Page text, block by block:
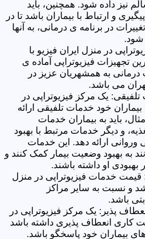
نیز داده شود. همچنین، باید
و ارتباط با بیماران باشد تا در
در برنامه ی درمانی، به آنها
در منزل ایران فیزیو با
تجهیزات فیزیوتراپی آماده ی
درمانی به همشهریان عزیز در
می باشد.
یک مرکز فیزیوتراپی در
بیماران خود خدمات تلفیقی ارائه
باید به بیماران خدمات
و دیگر خدمات مرتبط با بهبود
ارائه دهد. این خدمات
به بهبود وضعیت بیمار کمک کنند و
بهبودی او داشته باشند.
خدمات فیزیوتراپی در منزل
و نسبت به سایر مراکز
باشد.
پذیر: یک مرکز فیزیوتراپی در
کاری انعطاف پذیری داشته باشد
بیماران خود پاسخگو باشد.